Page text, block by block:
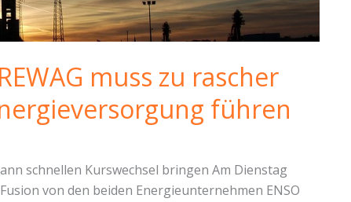
muss zu rascher
führen
schnellen Kurswechsel bringen Am Dienstag
von den beiden Energieunternehmen ENSO